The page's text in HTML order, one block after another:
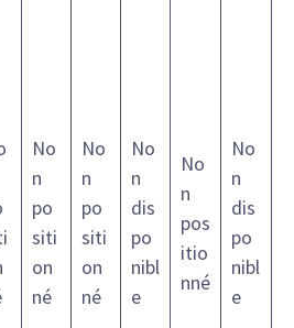
No
n
po
siti
on
né
No
n
po
siti
on
né
No
n
dis
po
nibl
e
No
n
pos
itio
nné
No
n
dis
po
nibl
e